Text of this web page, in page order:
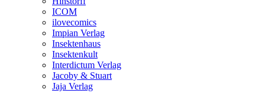
ICOM
ilovecomics
Impian Verlag
Insektenhaus
Insektenkult
Interdictum Verlag
Jacoby & Stuart
Jaja Verlag